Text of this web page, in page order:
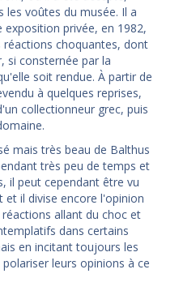
les voûtes du musée. Il a
privée, en 1982,
choquantes, dont
si consternée par la
soit rendue. À partir de
à quelques reprises,
collectionneur grec, puis
mais très beau de Balthus
très peu de temps et
il peut cependant être vu
il divise encore l'opinion
allant du choc et
dans certains
en incitant toujours les
leurs opinions à ce